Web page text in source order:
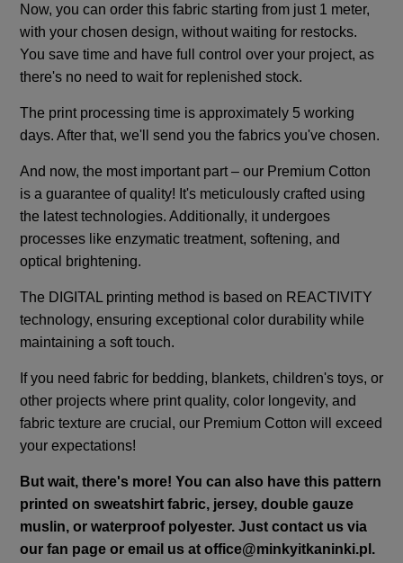
Now, you can order this fabric starting from just 1 meter,
with your chosen design, without waiting for restocks.
You save time and have full control over your project, as
there's no need to wait for replenished stock.
The print processing time is approximately 5 working
days. After that, we'll send you the fabrics you've chosen.
And now, the most important part – our Premium Cotton
is a guarantee of quality! It's meticulously crafted using
the latest technologies. Additionally, it undergoes
processes like enzymatic treatment, softening, and
optical brightening.
The DIGITAL printing method is based on REACTIVITY
technology, ensuring exceptional color durability while
maintaining a soft touch.
If you need fabric for bedding, blankets, children's toys, or
other projects where print quality, color longevity, and
fabric texture are crucial, our Premium Cotton will exceed
your expectations!
But wait, there's more! You can also have this pattern
printed on sweatshirt fabric, jersey, double gauze
muslin, or waterproof polyester. Just contact us via
our fan page or email us at office@minkyitkaninki.pl .